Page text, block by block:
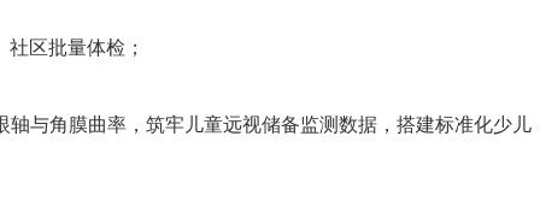
区批量体检；
与角膜曲率，筑牢儿童远视储备监测数据，搭建标准化少儿